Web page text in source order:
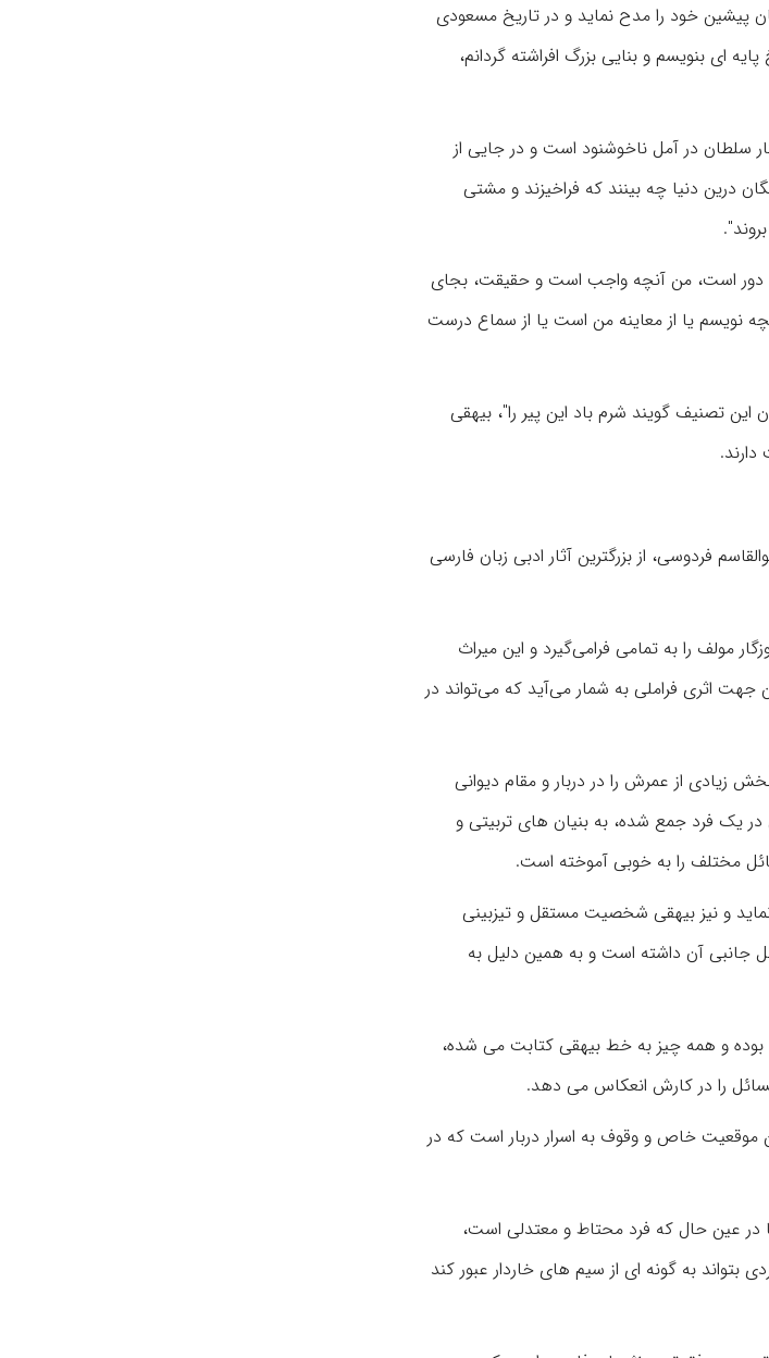
پیشین خود را مدح نماید و در تاریخ مسعودی
بنویسم و بنایی بزرگ افراشته گردانم،
سلطان در آمل ناخوشنود است و در جایی از
درین دنیا چه بینند که فراخیزند و مشتی
دور است، من آنچه واجب است و حقیقت، بجای
نویسم یا از معاینه من است یا از سماع درست
تصنیف گویند شرم باد این پیر را"، بیهقی
فردوسی، از بزرگترین آثار ادبی زبان فارسی
مولف را به تمامی فرامی‌گیرد و این میراث
جهت اثری فراملی به شمار می‌آید که می‌تواند در
زیادی از عمرش را در دربار و مقام دیوانی
یک فرد جمع شده، به بنیان های تربیتی و
مختلف را به خوبی آموخته است.
و نیز بیهقی شخصیت مستقل و تیزبینی
آن داشته است و به همین دلیل به
بوده و همه چیز به خط بیهقی کتابت می شده،
را در کارش انعکاس می دهد.
موقعیت خاص و وقوف به اسرار دربار است که در
عین حال که فرد محتاط و معتدلی است،
به گونه ای از سیم های خاردار عبور کند